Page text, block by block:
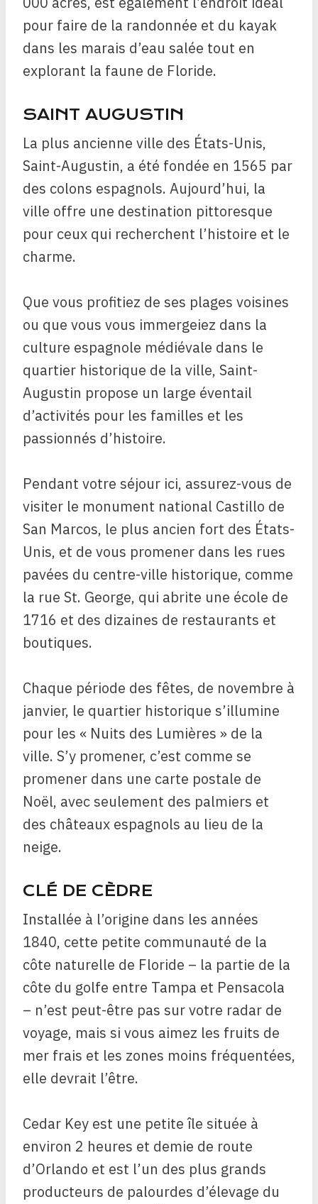
pour faire de la randonnée et du kayak
dans les marais d’eau salée tout en
explorant la faune de Floride.
SAINT AUGUSTIN
La plus ancienne ville des États-Unis,
Saint-Augustin, a été fondée en 1565 par
des colons espagnols. Aujourd’hui, la
ville offre une destination pittoresque
pour ceux qui recherchent l’histoire et le
charme.
Que vous profitiez de ses plages voisines
ou que vous vous immergeiez dans la
culture espagnole médiévale dans le
quartier historique de la ville, Saint-
Augustin propose un large éventail
d’activités pour les familles et les
passionnés d’histoire.
Pendant votre séjour ici, assurez-vous de
visiter le monument national Castillo de
San Marcos, le plus ancien fort des États-
Unis, et de vous promener dans les rues
pavées du centre-ville historique, comme
la rue St. George, qui abrite une école de
1716 et des dizaines de restaurants et
boutiques.
Chaque période des fêtes, de novembre à
janvier, le quartier historique s’illumine
pour les « Nuits des Lumières » de la
ville. S’y promener, c’est comme se
promener dans une carte postale de
Noël, avec seulement des palmiers et
des châteaux espagnols au lieu de la
neige.
CLÉ DE CÈDRE
Installée à l’origine dans les années
1840, cette petite communauté de la
côte naturelle de Floride – la partie de la
côte du golfe entre Tampa et Pensacola
– n’est peut-être pas sur votre radar de
voyage, mais si vous aimez les fruits de
mer frais et les zones moins fréquentées,
elle devrait l’être.
Cedar Key est une petite île située à
environ 2 heures et demie de route
d’Orlando et est l’un des plus grands
producteurs de palourdes d’élevage du